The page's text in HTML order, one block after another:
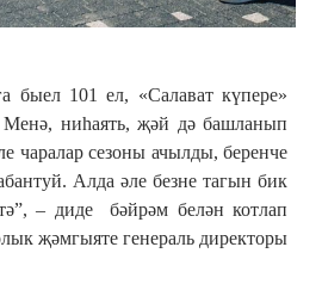
быел 101 ел, «Салават күпере»
ниһаять, җәй дә башланып
чаралар сезоны ачылды, беренче
Алда әле безне тагын бик
– диде бәйрәм белән котлап
җәмгыяте генераль директоры